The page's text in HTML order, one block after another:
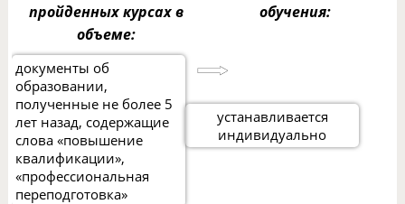
пройденных курсах в
объеме:
обучения:
документы об
образовании,
полученные не более 5
лет назад, содержащие
слова «повышение
квалификации»,
«профессиональная
переподготовка»
устанавливается
индивидуально